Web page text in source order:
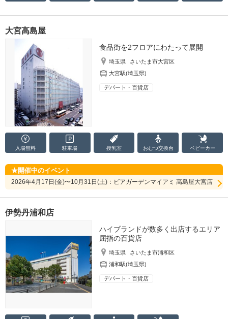
大宮高島屋
食品街を2フロアにわたって展開
埼玉県
さいたま市大宮区
大宮駅(埼玉県)
デパート・百貨店
入場無料 駐車場 授乳室 おむつ交換台 ベビーカー
開催中のイベント
2026年4月17日(金)〜10月31日(土)：ビアガーデンマイアミ 高島屋大宮店
伊勢丹浦和店
ハイブランドが数多く出店するエリア
屈指の百貨店
埼玉県
さいたま市浦和区
浦和駅(埼玉県)
デパート・百貨店